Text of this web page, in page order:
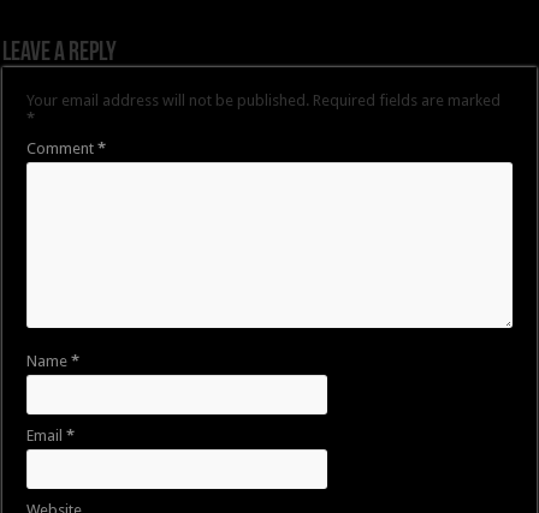
Leave a Reply
Your email address will not be published. Required fields are marked
*
Comment*
Name*
Email*